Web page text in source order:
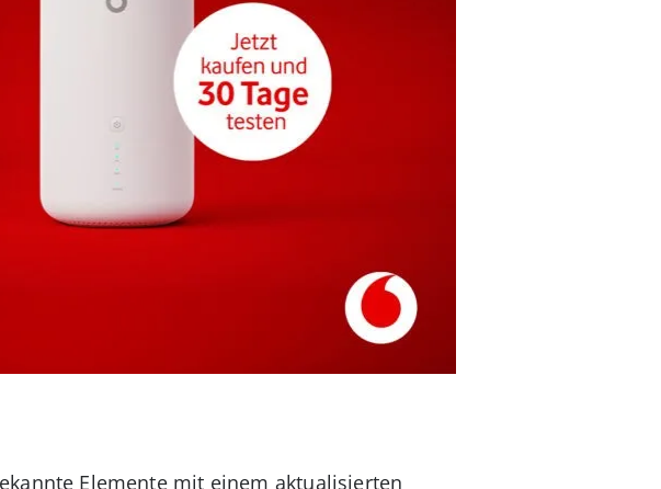
Elemente mit einem aktualisierten